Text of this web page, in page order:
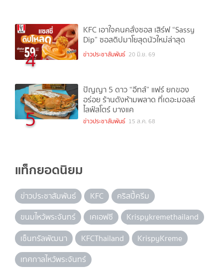
4
KFC เอาใจคนคลั่งซอส เสิร์ฟ “Sassy
Dip” ซอสดิปมาโยสุดนัวใหม่ล่าสุด
ข่าวประชาสัมพันธ์ 20 มิ.ย. 69
5
ปัญญา 5 ดาว “อีทส์” แฟร์ ยกของ
อร่อย ร้านดังห้ามพลาด ที่เดอะมอลล์
ไลฟ์สโตร์ บางแค
ข่าวประชาสัมพันธ์ 15 ส.ค. 68
แท็กยอดนิยม
ข่าวประชาสัมพันธ์ KFC
คริสปี้ครีม
ขนมไหว้พระจันทร์
เคเอฟซี
Krispykremethailand
เซ็นทรัลพัฒนา
KFCThailand
KrispyKreme
เทศกาลไหว้พระจันทร์